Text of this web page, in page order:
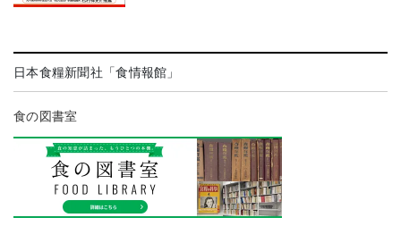
日本食糧新聞社「食情報館」
食の図書室